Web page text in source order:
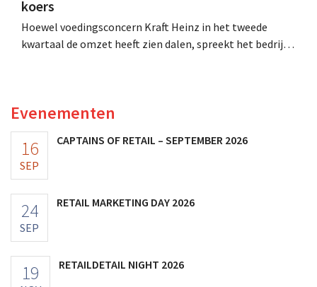
koers
Hoewel voedingsconcern Kraft Heinz in het tweede
kwartaal de omzet heeft zien dalen, spreekt het bedrijf
Evenementen
16
SEP
CAPTAINS OF RETAIL – SEPTEMBER 2026
24
SEP
RETAIL MARKETING DAY 2026
19 RETAILDETAIL NIGHT 2026